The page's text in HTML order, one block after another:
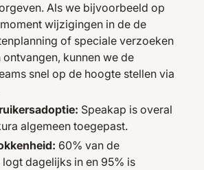
Als we bijvoorbeeld op
wijzigingen in de de
of speciale verzoeken
ontvangen, kunnen we de
snel op de hoogte stellen via
Speakap is overal
algemeen toegepast.
60% van de
dagelijks in en 95% is